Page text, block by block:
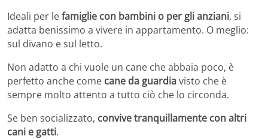
Ideali per lefamiglie con bambini o per gli anziani, si
adatta benissimo a vivere in appartamento. O meglio:
sul divano e sul letto.
Non adatto a chi vuole un cane che abbaia poco, è
perfetto anche come cane da guardiavisto che è
sempre molto attento a tutto ciò che lo circonda.
Se ben socializzato, convive tranquillamente con altri
cani e gatti.